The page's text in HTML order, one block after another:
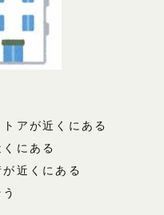
アが近くにある
にある
近くにある